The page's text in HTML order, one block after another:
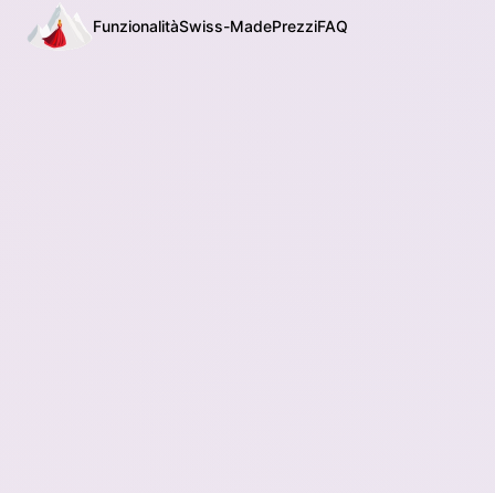
FunzionalitàSwiss-MadePrezziFAQ